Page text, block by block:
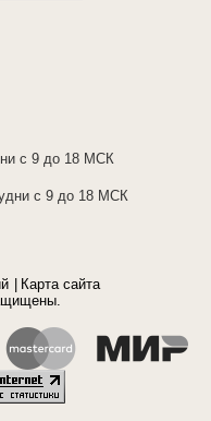
с 9 до 18 МСК
с 9 до 18 МСК
Карта сайта